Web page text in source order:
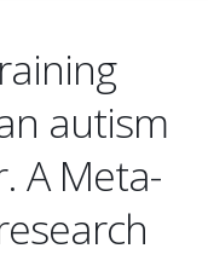
autism
A Meta-